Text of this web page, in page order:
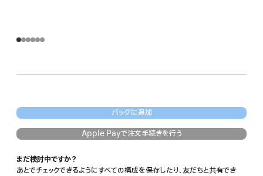
バッグに追加
Apple Payで注文手続きを行う
まだ検討中ですか？
あとでチェックできるようにすべての構成を保存したり、友だちと共有でき